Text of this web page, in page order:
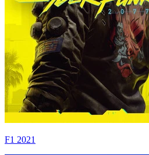
F1 2021